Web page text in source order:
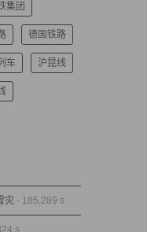
集团
德国铁路
车 沪昆线
灾 - 185,289 s